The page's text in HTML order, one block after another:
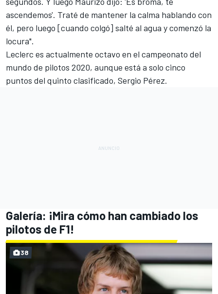
ascendemos'. Traté de mantener la calma hablando con
él, pero ​​luego [cuando colgó] salté al agua y comenzó la
locura".
Leclerc es actualmente octavo en el campeonato del
mundo de pilotos 2020, aunque está a solo cinco
puntos del quinto clasificado, Sergio Pérez.
Galería: ¡Mira cómo han cambiado los
pilotos de F1!
38